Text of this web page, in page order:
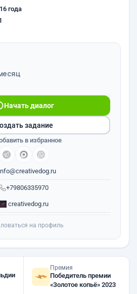
года
+79806335970
Начать диалог
creativedog.ru
задание
в избранное
на профиль
Премия
Победитель премии
«Золотое копьё» 2023